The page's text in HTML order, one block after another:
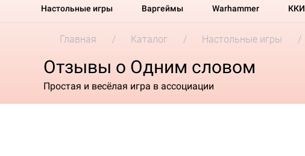
Настольные игры Варгеймы Warhammer ККИ
Главная Каталог Настольные игры
Отзывы о Одним словом
Простая и весёлая игра в ассоциации